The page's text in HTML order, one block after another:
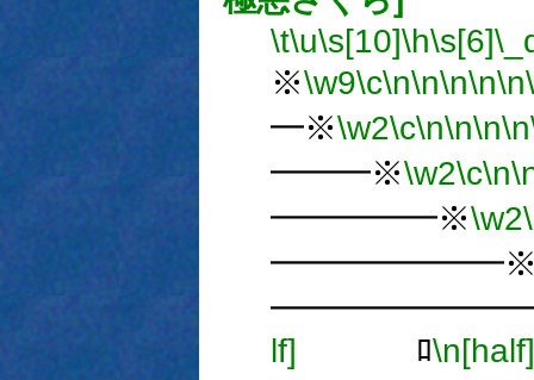
\t\u\s[10]\h\s[6]
※\w9\c\n\n\n\n\n
━※\w2\c\n\n\n\n
━━━※\w2\c\n
━━━━━※\w2
lf] ﾛ\n[half]